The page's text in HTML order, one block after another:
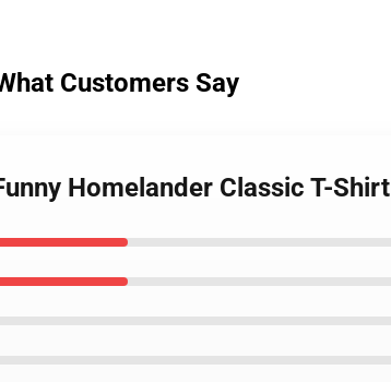
Customers Say
Homelander Classic T-Shirt